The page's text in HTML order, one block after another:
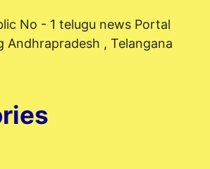
No - 1 telugu news Portal
Andhrapradesh , Telangana